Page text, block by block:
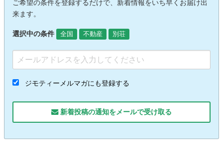
ご希望の条件を登録するだけで、新着情報をいち早くお届け出
来ます。
選択中の条件 全国 不動産 別荘
ジモティーメルマガにも登録する
新着投稿の通知をメールで受け取る